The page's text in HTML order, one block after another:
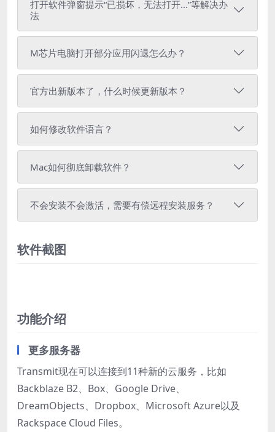
打开软件弹窗提示“已损坏，无法打开...”等解决办
法
M芯片电脑打开部分应用闪退怎么办？
官方出新版本了，什么时候更新版本？
如何修改软件语言？
Mac如何彻底卸载软件？
不会安装不会激活，需要有偿远程安装服务？
软件截图
功能介绍
更多服务器
Transmit现在可以连接到11种新的云服务，比如
Backblaze B2、Box、Google Drive、
DreamObjects、Dropbox、Microsoft Azure以及
Rackspace Cloud Files。